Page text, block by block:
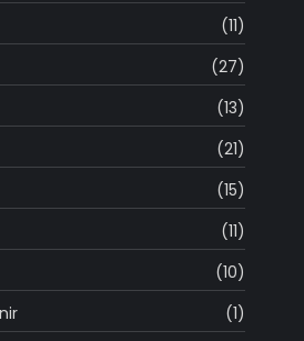
(11)
(27)
(13)
(21)
(15)
(11)
(10)
(1)